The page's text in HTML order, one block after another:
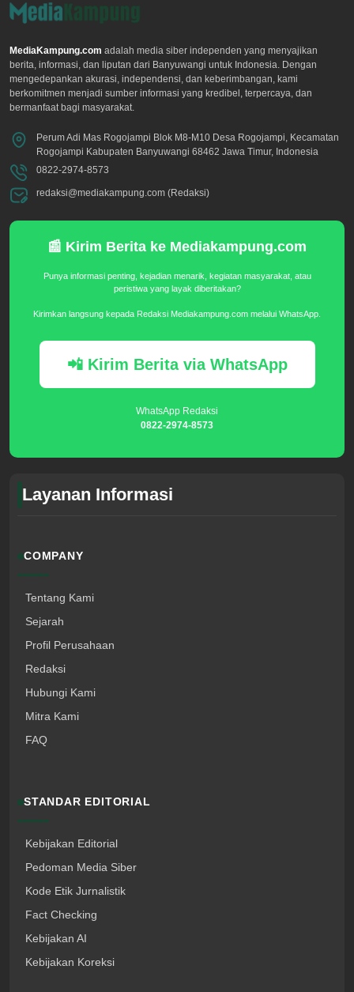
MediaKampung.com adalah media siber independen yang menyajikan
berita, informasi, dan liputan dari Banyuwangi untuk Indonesia. Dengan
mengedepankan akurasi, independensi, dan keberimbangan, kami
berkomitmen menjadi sumber informasi yang kredibel, terpercaya, dan
bermanfaat bagi masyarakat.
Perum Adi Mas Rogojampi Blok M8-M10 Desa Rogojampi, Kecamatan
Rogojampi Kabupaten Banyuwangi 68462 Jawa Timur, Indonesia
0822-2974-8573
redaksi@mediakampung.com (Redaksi)
📰 Kirim Berita ke Mediakampung.com
Punya informasi penting, kejadian menarik, kegiatan masyarakat, atau
peristiwa yang layak diberitakan?
Kirimkan langsung kepada Redaksi Mediakampung.com melalui WhatsApp.
📲 Kirim Berita via WhatsApp
WhatsApp Redaksi
0822-2974-8573
Layanan Informasi
COMPANY
Tentang Kami
Sejarah
Profil Perusahaan
Redaksi
Hubungi Kami
Mitra Kami
FAQ
STANDAR EDITORIAL
Kebijakan Editorial
Pedoman Media Siber
Kode Etik Jurnalistik
Fact Checking
Kebijakan AI
Kebijakan Koreksi